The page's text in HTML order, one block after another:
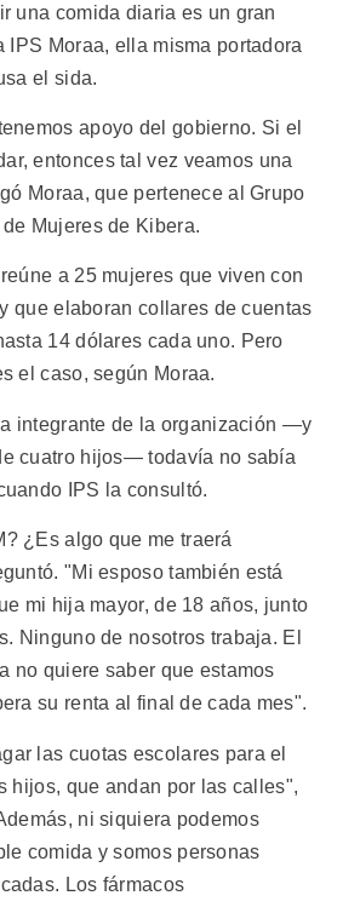
una comida diaria es un gran
IPS Moraa, ella misma portadora
el sida.
apoyo del gobierno. Si el
entonces tal vez veamos una
Moraa, que pertenece al Grupo
Mujeres de Kibera.
a 25 mujeres que viven con
que elaboran collares de cuentas
14 dólares cada uno. Pero
el caso, según Moraa.
integrante de la organización —y
cuatro hijos— todavía no sabía
IPS la consultó.
¿Es algo que me traerá
"Mi esposo también está
mi hija mayor, de 18 años, junto
Ninguno de nosotros trabaja. El
no quiere saber que estamos
su renta al final de cada mes".
las cuotas escolares para el
hijos, que andan por las calles",
ni siquiera podemos
comida y somos personas
Los fármacos